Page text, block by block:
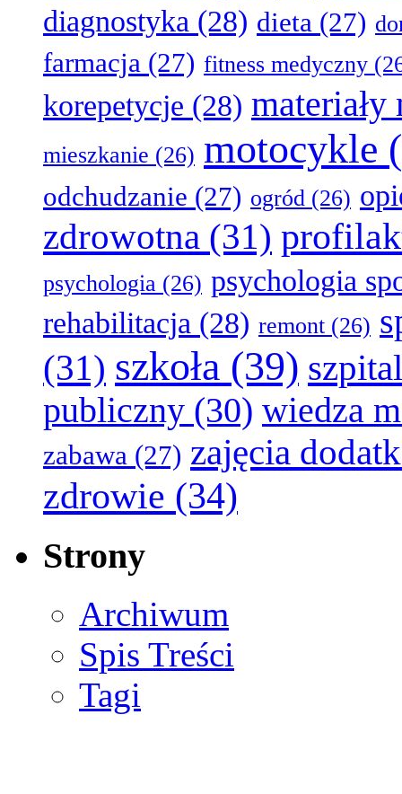
diagnostyka (28) dieta (27)
farmacja (27) fitness medyczny
korepetycje (28) materiały
mieszkanie (26) motocykle
odchudzanie (27) ogród (26)
zdrowotna (31)
psychologia (26) psychologia
rehabilitacja (28) remont (26)
(31) szkoła (39) szpital
publiczny (30) wiedza
zabawa (27) zajęcia
zdrowie (34)
Strony
Archiwum
Spis Treści
Tagi